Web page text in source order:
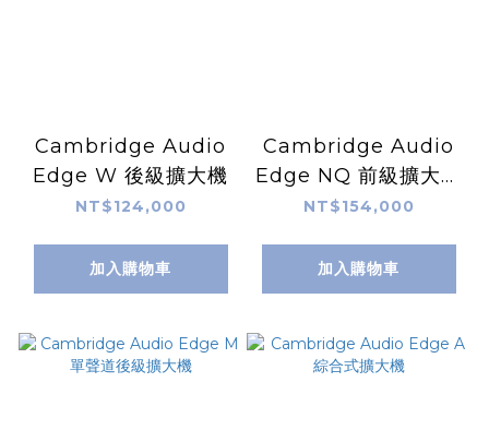
Cambridge Audio
Edge W 後級擴大機
NT$124,000
加入購物車
Cambridge Audio
Edge NQ 前級擴大機
及網路串流機
NT$154,000
加入購物車